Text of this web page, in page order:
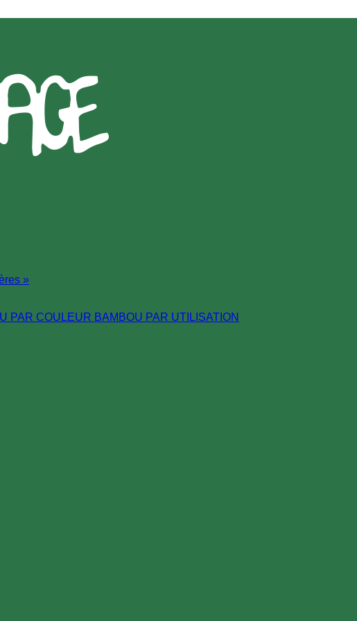
»
PAR COULEUR BAMBOU PAR UTILISATION